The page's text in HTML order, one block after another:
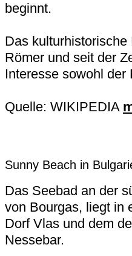
beginnt.
Das
Römer und seit der
Interesse sowohl der
Quelle: WIKIPEDIA
Sunny Beach in
Das Seebad an der
von Bourgas, liegt in
Dorf Vlas und dem
Nessebar.